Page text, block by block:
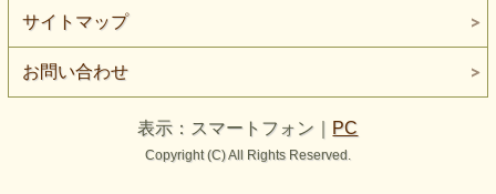
サイトマップ
お問い合わせ
表示：スマートフォン｜ PC
Copyright (C) All Rights Reserved.